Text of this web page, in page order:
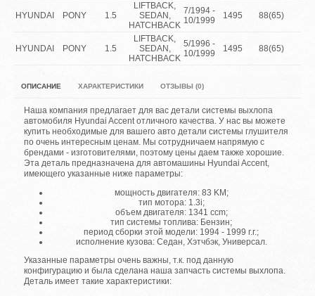
HYUNDAI PONY 1.5
LIFTBACK,
SEDAN,
HATCHBACK
7/1994 -
10/1999
1495 88(65)
HYUNDAI PONY 1.5
LIFTBACK,
SEDAN,
HATCHBACK
5/1996 -
10/1999
1495 88(65)
ОПИСАНИЕ ХАРАКТЕРИСТИКИ ОТЗЫВЫ (0)
Наша компания предлагает для вас детали системы выхлопа
автомобиля Hyundai Accent отличного качества. У нас вы можете
купить необходимые для вашего авто детали системы глушителя
по очень интересным ценам. Мы сотрудничаем напрямую с
брендами - изготовителями, поэтому цены даем также хорошие.
Эта деталь предназначена для автомашины Hyundai Accent,
имеющего указанные ниже параметры:
мощность двигателя: 83 KM;
тип мотора: 1.3i;
объем двигателя: 1341 ccm;
тип системы топлива: Бензин;
период сборки этой модели: 1994 - 1999 г.г.;
исполнение кузова: Седан, Хэтчбэк, Универсал.
Указанные параметры очень важны, т.к. под данную
конфигурацию и была сделана наша запчасть системы выхлопа.
Деталь имеет такие характеристики: